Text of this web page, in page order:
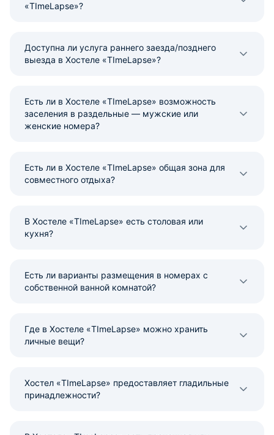
«TImeLapse»?
Доступна ли услуга раннего заезда/позднего
выезда в Хостеле «TImeLapse»?
Есть ли в Хостеле «TImeLapse» возможность
заселения в раздельные — мужские или
женские номера?
Есть ли в Хостеле «TImeLapse» общая зона для
совместного отдыха?
В Хостеле «TImeLapse» есть столовая или
кухня?
Есть ли варианты размещения в номерах с
собственной ванной комнатой?
Где в Хостеле «TImeLapse» можно хранить
личные вещи?
Хостел «TImeLapse» предоставляет гладильные
принадлежности?